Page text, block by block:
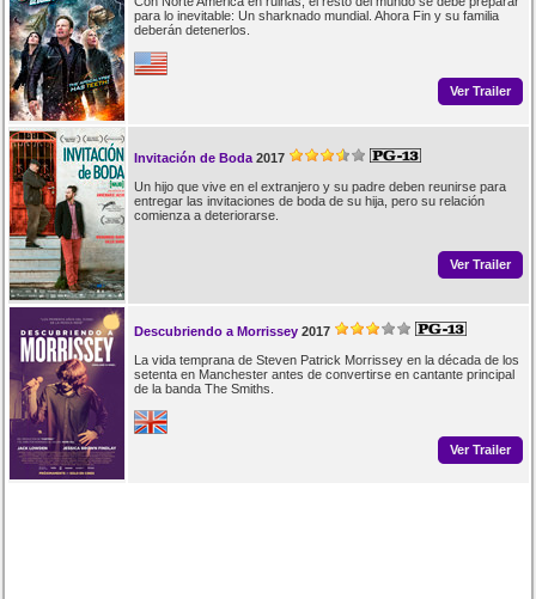
para lo inevitable: Un sharknado mundial. Ahora Fin y su familia
deberán detenerlos.
Ver Trailer
Invitación de Boda 2017
Un hijo que vive en el extranjero y su padre deben reunirse para
entregar las invitaciones de boda de su hija, pero su relación
comienza a deteriorarse.
Ver Trailer
Descubriendo a Morrissey 2017
La vida temprana de Steven Patrick Morrissey en la década de los
setenta en Manchester antes de convertirse en cantante principal
de la banda The Smiths.
Ver Trailer